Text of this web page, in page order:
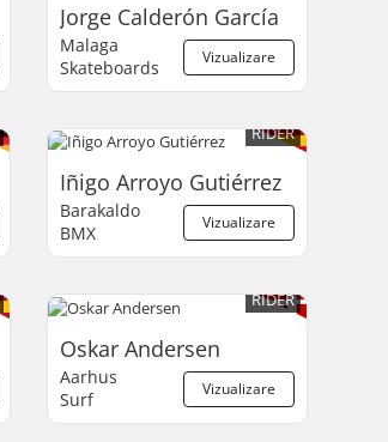
Jorge Calderón García
Vizualizare
Malaga
Skateboards
RIDER
Iñigo Arroyo Gutiérrez
Vizualizare
Barakaldo
BMX
RIDER
Oskar Andersen
Vizualizare
Aarhus
Surf